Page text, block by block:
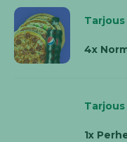
kohdentamiseen
IDE / test_cookie
(1–2 vuotta /
Tarjous
4x
Tarjous
1x